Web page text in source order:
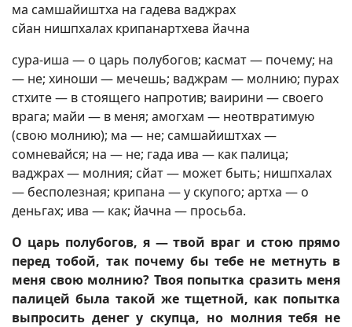
ма самшайиштха на гадева ваджрах
сйан нишпхалах крипанартхева йачна
сура-иша — о царь полубогов; касмат — почему; на
— не; хиноши — мечешь; ваджрам — молнию; пурах
стхите — в стоящего напротив; ваирини — своего
врага; майи — в меня; амогхам — неотвратимую
(свою молнию); ма — не; самшайиштхах —
сомневайся; на — не; гада ива — как палица;
ваджрах — молния; сйат — может быть; нишпхалах
— бесполезная; крипана — у скупого; артха — о
деньгах; ива — как; йачна — просьба.
О царь полубогов, я — твой враг и стою прямо
перед тобой, так почему бы тебе не метнуть в
меня свою молнию? Твоя попытка сразить меня
палицей была такой же тщетной, как попытка
выпросить денег у скупца, но молния тебя не